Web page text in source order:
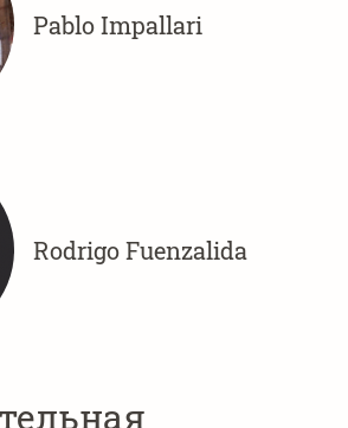
Pablo Impallari
Rodrigo Fuenzalida